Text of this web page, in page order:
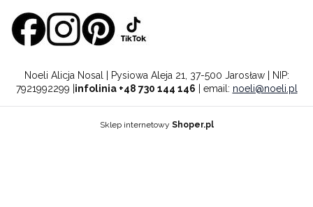
Noeli Alicja Nosal | Pysiowa Aleja 21, 37-500 Jarosław | NIP:
7921992299 | infolinia +48 730 144 146 | email: noeli@noeli.pl
Sklep internetowy Shoper.pl